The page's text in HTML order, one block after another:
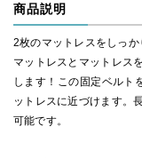
商品説明
2枚のマットレスをしっか
マットレスとマットレス
します！この固定ベルト
ットレスに近づけます。
可能です。